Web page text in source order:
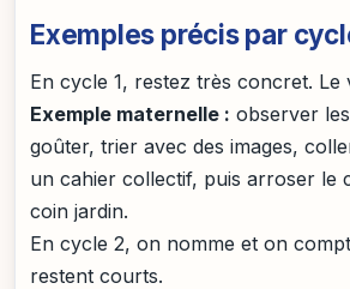
Exemples précis par
En cycle 1, restez très concret. Le
Exemple maternelle : observer
goûter, trier avec des images,
un cahier collectif, puis arroser le
coin jardin.
En cycle 2, on nomme et on
restent courts.